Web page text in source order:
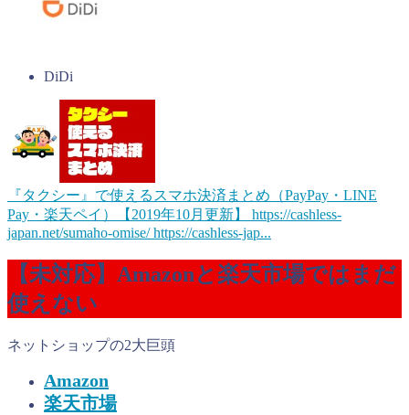
DiDi
『タクシー』で使えるスマホ決済まとめ（PayPay・LINE
Pay・楽天ペイ）【2019年10月更新】
https://cashless-
japan.net/sumaho-omise/ https://cashless-jap...
【未対応】Amazonと楽天市場ではまだ
使えない
ネットショップの2大巨頭
Amazon
楽天市場